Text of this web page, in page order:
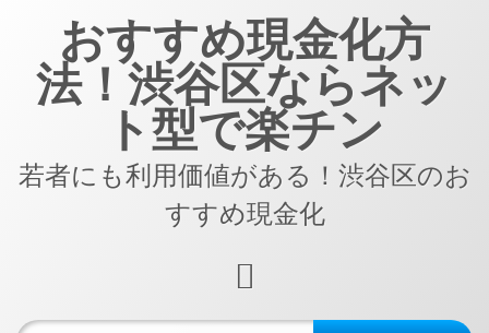
おすすめ現金化方
法！渋谷区ならネッ
ト型で楽チン
若者にも利用価値がある！渋谷区のお
すすめ現金化